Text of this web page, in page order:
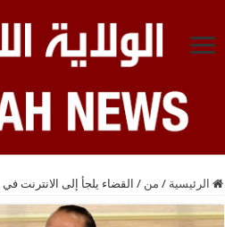
الرئيسية / من / القضاء يلجأ إلى الانترنت